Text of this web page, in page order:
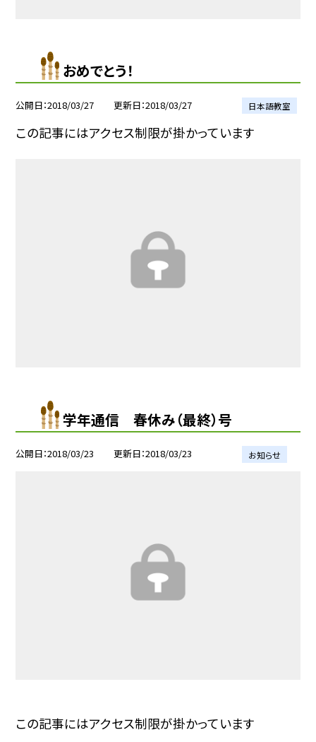
おめでとう！
公開日 2018/03/27 更新日 2018/03/27 日本語教室
この記事にはアクセス制限が掛かっています
学年通信 春休み（最終）号
公開日 2018/03/23 更新日 2018/03/23 お知らせ
この記事にはアクセス制限が掛かっています